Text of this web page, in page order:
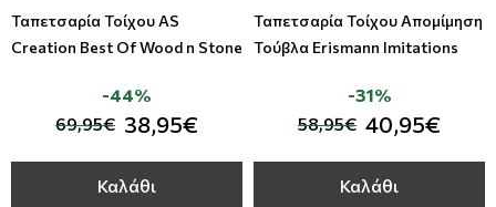
Ταπετσαρία Τοίχου AS
Creation Best Of Wood n Stone
69,95€ 38,95€
-44%
Καλάθι
Ταπετσαρία Τοίχου Απομίμηση
Τούβλα Erismann Imitations
58,95€ 40,95€
-31%
Καλάθι